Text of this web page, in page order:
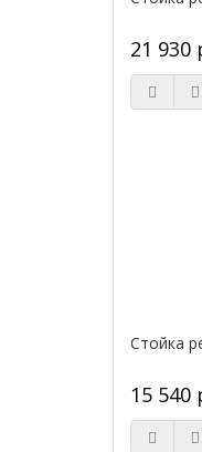
21 930
Стойка
15 540